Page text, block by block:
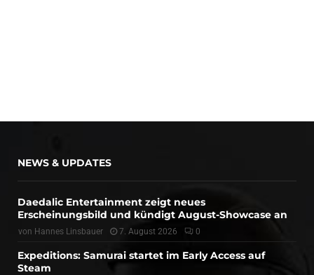
NEWS & UPDATES
Daedalic Entertainment zeigt neues
Erscheinungsbild und kündigt August-Showcase an
von Hannes Linsbauer 7. August 2026 0
Expeditions: Samurai startet im Early Access auf
Steam